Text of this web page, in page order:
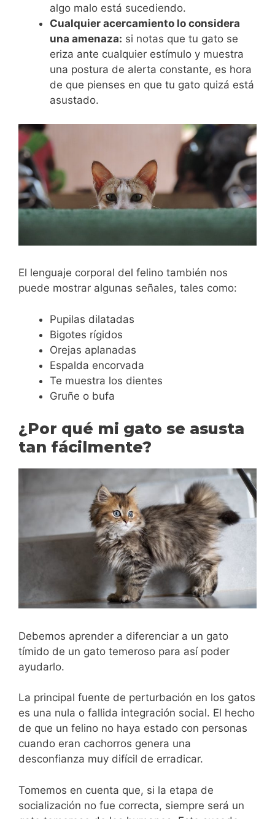
algo malo está sucediendo.
Cualquier acercamiento lo considera
una amenaza: si notas que tu gato se
eriza ante cualquier estímulo y muestra
una postura de alerta constante, es hora
de que pienses en que tu gato quizá está
asustado.
El lenguaje corporal del felino también nos
puede mostrar algunas señales, tales como:
Pupilas dilatadas
Bigotes rígidos
Orejas aplanadas
Espalda encorvada
Te muestra los dientes
Gruñe o bufa
¿Por qué mi gato se asusta
tan fácilmente?
Debemos aprender a diferenciar a un gato
tímido de un gato temeroso para así poder
ayudarlo.
La principal fuente de perturbación en los gatos
es una nula o fallida integración social. El hecho
de que un felino no haya estado con personas
cuando eran cachorros genera una
desconfianza muy difícil de erradicar.
Tomemos en cuenta que, si la etapa de
socialización no fue correcta, siempre será un